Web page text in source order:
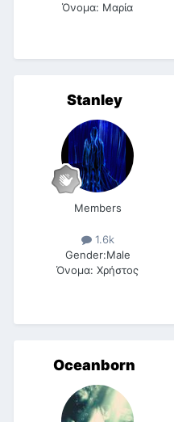
Όνομα: Μαρία
Stanley
Members
1.6k
Gender:Male
Όνομα: Χρήστος
Oceanborn